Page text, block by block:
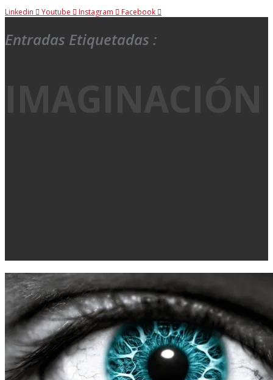
Linkedin
Youtube Instagram Facebook
Entradas Etiquetadas :